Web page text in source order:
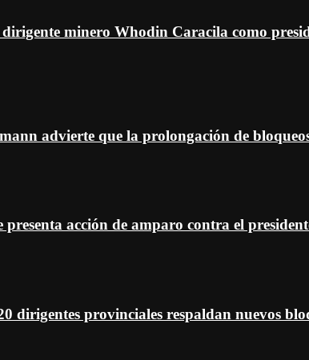
dirigente minero Whodin Caracila como
advierte que la prolongación de
presenta acción de amparo contra el
dirigentes provinciales respaldan nuevos